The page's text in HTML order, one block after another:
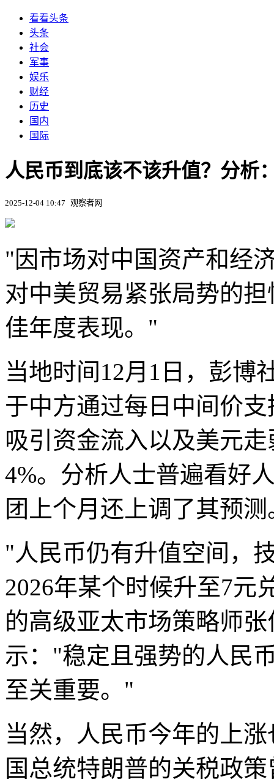
看看头条
头条
社会
军事
娱乐
财经
历史
国内
国际
人民币到底该不该升值？分析
2025-12-04 10:47 观察者网
"因市场对中国资产和经
对中美贸易紧张局势的
佳年度表现。"
当地时间12月1日，彭博
于中方通过每日中间价
吸引资金流入以及美元
4%。分析人士普遍看好
团上个月还上调了其预测
"人民币仍有升值空间，
2026年某个时候升至7元
的高级亚太市场策略师张
示："稳定且强势的人民
至关重要。"
当然，人民币今年的上
国总统特朗普的关税政